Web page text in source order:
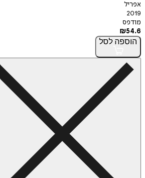
אפריל
2019
מודפס
₪54.6
הוספה לסל